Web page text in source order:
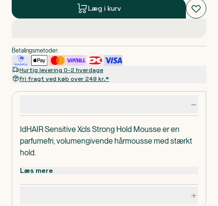
IdHAIR Sensitive Xcls Strong Hold Mousse er en
parfumefri, volumengivende hårmousse med stærkt
hold.
Indeholder
AQUA, ISOBUTANE, POLYQUATERNIUM-68, VP/VA
Læs mere
Læg i kurv
Betalingsmetoder:
Hurtig levering 0-2 hverdage
Fri fragt ved køb over 249 kr.*